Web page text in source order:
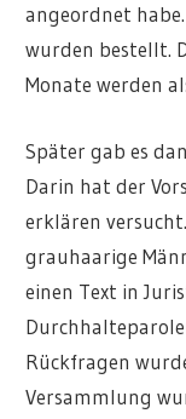
angeordnet
wurden bestellt.
Monate werden
Später gab es
Darin hat der
erklären
grauhaarige
einen Text in
Rückfragen
Versammlung